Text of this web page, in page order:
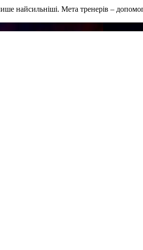
найсильніші. Мета тренерів –